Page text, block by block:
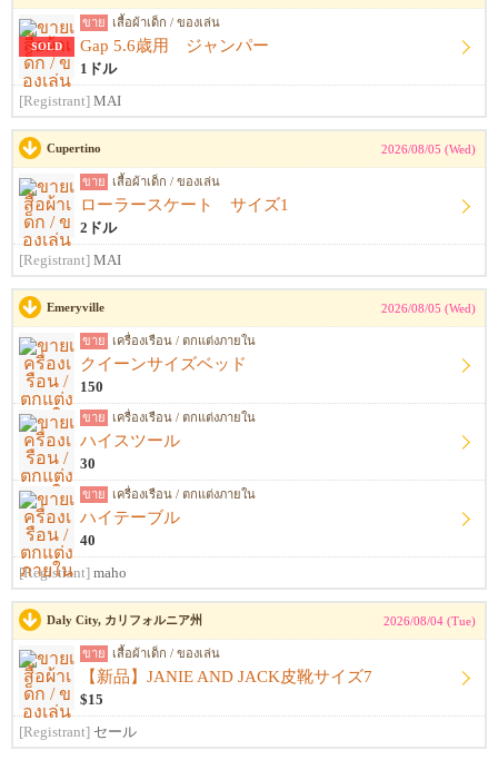
SOLD
ขาย เสื้อผ้าเด็ก / ของเล่น
Gap 5.6歳用 ジャンパー
1ドル
[Registrant] MAI
Cupertino 2026/08/05 (Wed)
ขาย เสื้อผ้าเด็ก / ของเล่น
ローラースケート サイズ1
2ドル
[Registrant] MAI
Emeryville 2026/08/05 (Wed)
ขาย เครื่องเรือน / ตกแต่งภายใน
クイーンサイズベッド
150
ขาย เครื่องเรือน / ตกแต่งภายใน
ハイスツール
30
ขาย เครื่องเรือน / ตกแต่งภายใน
ハイテーブル
40
[Registrant] maho
Daly City, カリフォルニア州 2026/08/04 (Tue)
ขาย เสื้อผ้าเด็ก / ของเล่น
【新品】JANIE AND JACK皮靴サイズ7
$15
[Registrant] セール